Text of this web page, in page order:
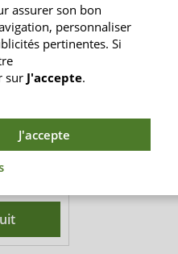
de
assurer son bon
personnaliser
pertinentes. Si
sur J'accepte.
J'accepte